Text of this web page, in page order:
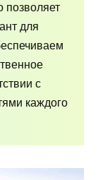
позволяет
для
с
каждого